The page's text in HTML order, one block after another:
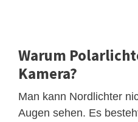
Warum
Kamera?
Man kann Nordlichter
Augen sehen. Es